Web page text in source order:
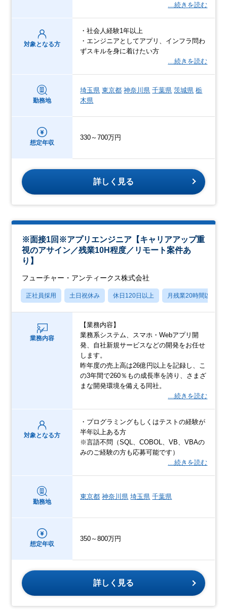
…続きを読む
対象となる方
・社会人経験1年以上
・エンジニアとしてアプリ、インフラ問わ
ずスキルを身に着けたい方
…続きを読む
勤務地
埼玉県 東京都 神奈川県 千葉県 茨城県 栃
木県
想定年収
330～700万円
詳しく見る
※面接1回※アプリエンジニア【キャリアアップ重
視のアサイン／残業10H程度／リモート案件あ
り】
フューチャー・アンティークス株式会社
正社員採用 土日祝休み 休日120日以上 月残業20時間以内
業務内容
【業務内容】
業務系システム、スマホ・Webアプリ開
発、自社新規サービスなどの開発をお任せ
します。
昨年度の売上高は26億円以上を記録し、こ
の3年間で260％もの成長率を誇り、さまざ
まな開発環境を備える同社。
…続きを読む
対象となる方
・プログラミングもしくはテストの経験が
半年以上ある方
※言語不問（SQL、COBOL、VB、VBAの
みのご経験の方も応募可能です）
…続きを読む
勤務地
東京都 神奈川県 埼玉県 千葉県
想定年収
350～800万円
詳しく見る